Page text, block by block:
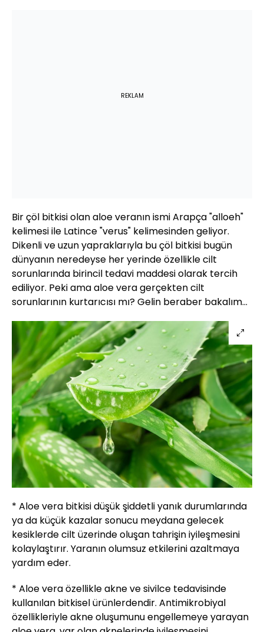
REKLAM
Bir çöl bitkisi olan aloe veranın ismi Arapça "alloeh"
kelimesi ile Latince "verus" kelimesinden geliyor.
Dikenli ve uzun yapraklarıyla bu çöl bitkisi bugün
dünyanın neredeyse her yerinde özellikle cilt
sorunlarında birincil tedavi maddesi olarak tercih
ediliyor. Peki ama aloe vera gerçekten cilt
sorunlarının kurtarıcısı mı? Gelin beraber bakalım...
* Aloe vera bitkisi düşük şiddetli yanık durumlarında
ya da küçük kazalar sonucu meydana gelecek
kesiklerde cilt üzerinde oluşan tahrişin iyileşmesini
kolaylaştırır. Yaranın olumsuz etkilerini azaltmaya
yardım eder.
* Aloe vera özellikle akne ve sivilce tedavisinde
kullanılan bitkisel ürünlerdendir. Antimikrobiyal
özellikleriyle akne oluşumunu engellemeye yarayan